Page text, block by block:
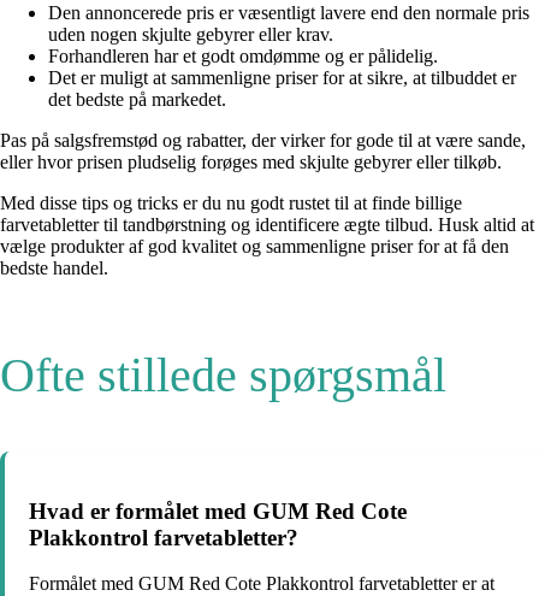
Den annoncerede pris er væsentligt lavere end den normale pris
uden nogen skjulte gebyrer eller krav.
Forhandleren har et godt omdømme og er pålidelig.
Det er muligt at sammenligne priser for at sikre, at tilbuddet er
det bedste på markedet.
Pas på salgsfremstød og rabatter, der virker for gode til at være sande,
eller hvor prisen pludselig forøges med skjulte gebyrer eller tilkøb.
Med disse tips og tricks er du nu godt rustet til at finde billige
farvetabletter til tandbørstning og identificere ægte tilbud. Husk altid at
vælge produkter af god kvalitet og sammenligne priser for at få den
bedste handel.
Ofte stillede spørgsmål
Hvad er formålet med GUM Red Cote
Plakkontrol farvetabletter?
Formålet med GUM Red Cote Plakkontrol farvetabletter er at